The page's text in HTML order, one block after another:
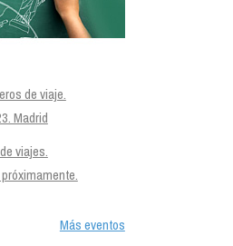
de viaje.
Madrid
viajes.
Más eventos